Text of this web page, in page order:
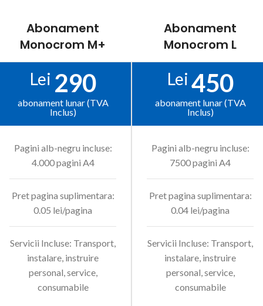
Abonament
Monocrom M+
Lei 290
abonament lunar (TVA
Inclus)
Pagini alb-negru incluse:
4.000 pagini A4
Pret pagina suplimentara:
0.05 lei/pagina
Servicii Incluse: Transport,
instalare, instruire
personal, service,
consumabile
Abonament
Monocrom L
Lei 450
abonament lunar (TVA
Inclus)
Pagini alb-negru incluse:
7500 pagini A4
Pret pagina suplimentara:
0.04 lei/pagina
Servicii Incluse: Transport,
instalare, instruire
personal, service,
consumabile